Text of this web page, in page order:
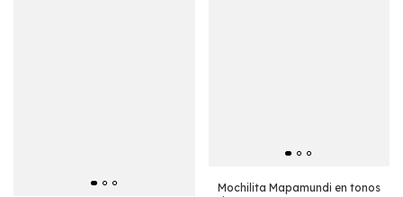
Mochilita Mapamundi en tonos